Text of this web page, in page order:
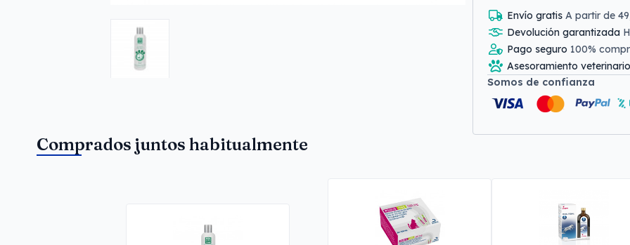
Envío gratis A partir de
Devolución garantizada
Pago seguro 100%
Asesoramiento
Somos de confianza
Comprados juntos habitualmente